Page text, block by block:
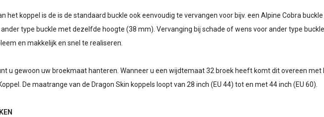
het koppel is de is de standaard buckle ook eenvoudig te vervangen voor bijv. een Alpine Cobra buckle
type buckle met dezelfde hoogte (38 mm). Vervanging bij schade of wens voor ander type
en makkelijk en snel te realiseren.
u gewoon uw broekmaat hanteren. Wanneer u een wijdtemaat 32 broek heeft komt dit overeen met
De maatrange van de Dragon Skin koppels loopt van 28 inch (EU 44) tot en met 44 inch (EU 60).